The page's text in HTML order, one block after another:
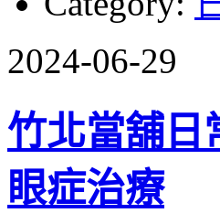
2024-06-29
竹北當舖日
眼症治療